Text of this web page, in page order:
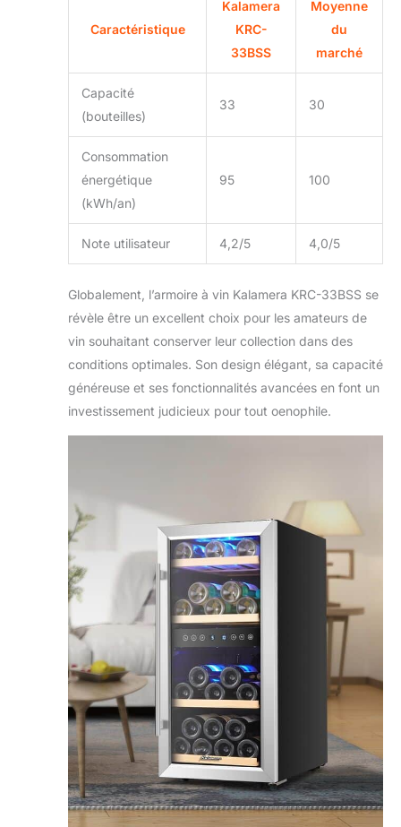
Caractéristique
Kalamera
KRC-
33BSS
Moyenne
du
marché
Capacité
(bouteilles)
33 30
Consommation
énergétique
(kWh/an)
95 100
Note utilisateur 4,2/5 4,0/5
Globalement, l’armoire à vin Kalamera KRC-33BSS se
révèle être un excellent choix pour les amateurs de
vin souhaitant conserver leur collection dans des
conditions optimales. Son design élégant, sa capacité
généreuse et ses fonctionnalités avancées en font un
investissement judicieux pour tout oenophile.